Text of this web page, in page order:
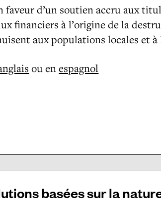
faveur d’un soutien accru aux
financiers à l’origine de la
aux populations locales et à
ou enespagnol
basées sur la